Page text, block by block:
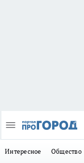
Интересное Общество